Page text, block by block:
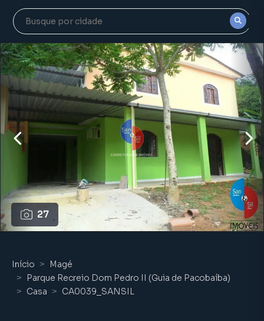
27
Início
Magé
Parque Recreio Dom Pedro II (Guia de Pacobaíba)
Casa
CA0039_SANSIL